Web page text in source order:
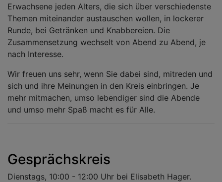
Erwachsene jeden Alters, die sich über verschiedenste
Themen miteinander austauschen wollen, in lockerer
Runde, bei Getränken und Knabbereien. Die
Zusammensetzung wechselt von Abend zu Abend, je
nach Interesse.
Wir freuen uns sehr, wenn Sie dabei sind, mitreden und
sich und ihre Meinungen in den Kreis einbringen. Je
mehr mitmachen, umso lebendiger sind die Abende
und umso mehr Spaß macht es für Alle.
Gesprächskreis
Dienstags, 10:00 - 12:00 Uhr bei Elisabeth Hager.